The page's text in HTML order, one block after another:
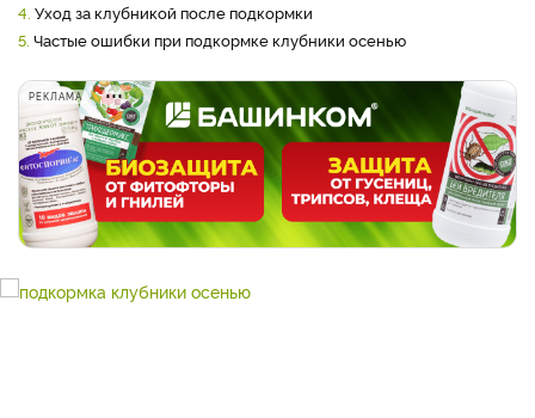
4. Уход за клубникой после подкормки
5. Частые ошибки при подкормке клубники осенью
РЕКЛАМА